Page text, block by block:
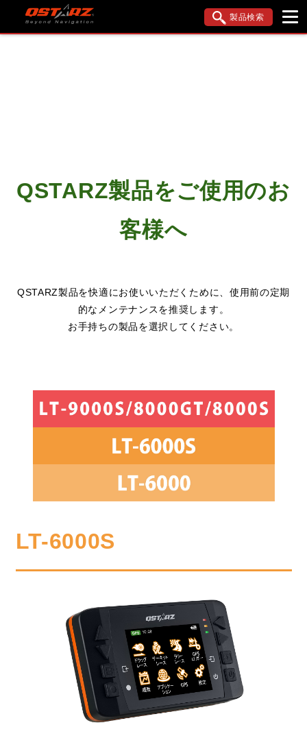
製品検索
閉じる
QSTARZ製品をご使用のお
客様へ
QSTARZ製品を快適にお使いいただくために、使用前の定期
的なメンテナンスを推奨します。
お手持ちの製品を選択してください。
LT-6000S